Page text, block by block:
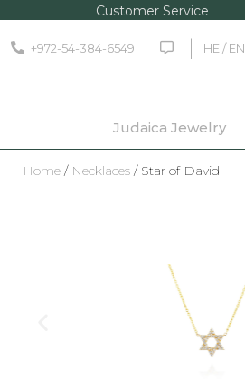
Customer Service
+972-54-384-6549 HE / EN
Judaica Jewelry
Home / Necklaces / Star of David